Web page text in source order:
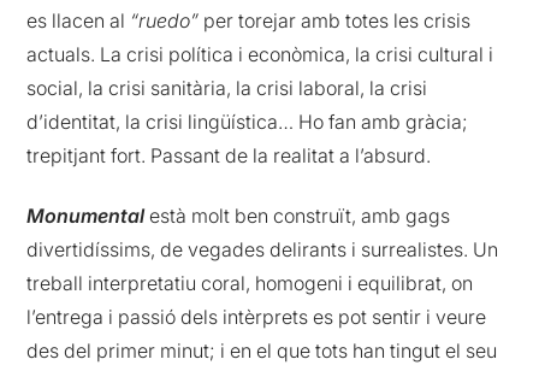
es llacen al “ruedo” per torejar amb totes les crisis
actuals. La crisi política i econòmica, la crisi cultural i
social, la crisi sanitària, la crisi laboral, la crisi
d’identitat, la crisi lingüística… Ho fan amb gràcia;
trepitjant fort. Passant de la realitat a l’absurd.
Monumental està molt ben construït, amb gags
divertidíssims, de vegades delirants i surrealistes. Un
treball interpretatiu coral, homogeni i equilibrat, on
l’entrega i passió dels intèrprets es pot sentir i veure
des del primer minut; i en el que tots han tingut el seu